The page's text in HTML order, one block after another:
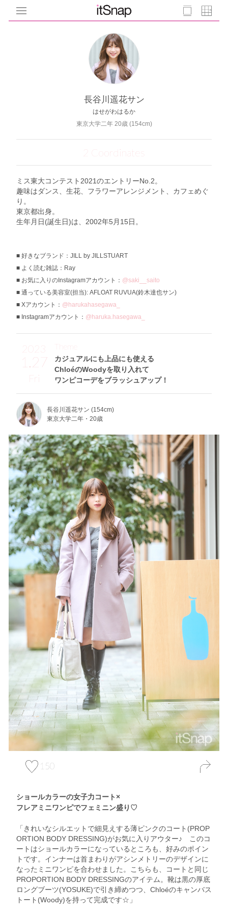
長谷川遥花サン
はせがわはるか
東京大学二年 20歳 (154cm)
2 Coordinates
ミス東大コンテスト2021のエントリーNo.2。
趣味はダンス、生花、フラワーアレンジメント、カフェめぐ
り。
東京都出身。
生年月日(誕生日)は、2002年5月15日。
好きなブランド：JILL by JILLSTUART
よく読む雑誌：Ray
お気に入りのInstagramアカウント： @saki__saito
通っている美容室(担当): AFLOAT RUVUA(鈴木達也サン)
Xアカウント： @harukahasegawa_
Instagramアカウント： @haruka.hasegawa_
2023
1.27
Fri
カジュアルにも上品にも使える
ChloéのWoodyを取り入れて
ワンピコーデをブラッシュアップ！
Theme
長谷川遥花サン (154cm)
東京大学二年・20歳
150
ショールカラーの女子力コート×
フレアミニワンピでフェミニン盛り♡
「きれいなシルエットで細見えする薄ピンクのコート(PROP
ORTION BODY DRESSING)がお気に入りアウター♪ このコ
ートはショールカラーになっているところも、好みのポイン
トです。インナーは首まわりがアシンメトリーのデザインに
なったミニワンピを合わせました。こちらも、コートと同じ
PROPORTION BODY DRESSINGのアイテム。靴は黒の厚底
ロングブーツ(YOSUKE)で引き締めつつ、Chloéのキャンバス
トート(Woody)を持って完成です☆」